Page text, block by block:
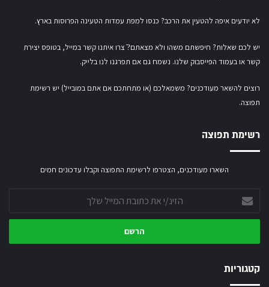
לא יודעים איפה להטעין את הרכב? כנסו למפת עמדות הטעינה הפרוסות בארץ.
יש לכם שאלות? חיפשתם משהו ולא מצאתם?ֿ צרו איתנו קשר במייל, בטופס יצירת
קשראובעמוד הפייסבוק שלנו. נשמח גם אם תפרגנו לנו בלייק.
רוצים להשאר מעודכנים? משמאלכם (או מתחתכם אם אתם במובייל) יש רשימת
תפוצה.
רשימת תפוצה
השארו מעודכנים, הצטרפו לרשימת התפוצה וקבלו עדכונים חמים
את
כתובת
שלך
קטגוריות